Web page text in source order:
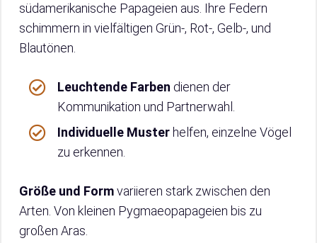
südamerikanische Papageien aus. Ihre Federn
schimmern in vielfältigen Grün-, Rot-, Gelb-, und
Blautönen.
Leuchtende Farben dienen der
Kommunikation und Partnerwahl.
Individuelle Muster helfen, einzelne Vögel
zu erkennen.
Größe und Formvariieren stark zwischen den
Arten. Von kleinen Pygmaeopapageien bis zu
großen Aras.